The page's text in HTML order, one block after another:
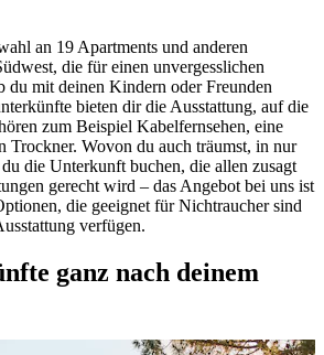
an 19 Apartments und anderen
die für einen unvergesslichen
du mit deinen Kindern oder Freunden
bieten dir die Ausstattung, auf die
zum Beispiel Kabelfernsehen, eine
Trockner. Wovon du auch träumst, in nur
die Unterkunft buchen, die allen zusagt
gerecht wird – das Angebot bei uns ist
die geeignet für Nichtraucher sind
verfügen.
ganz nach deinem